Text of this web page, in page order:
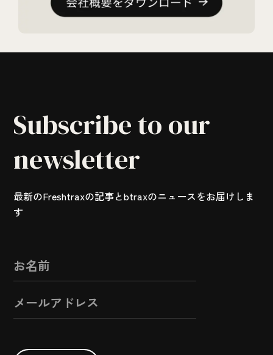
Subscribe to our
newsletter
最新のFreshtraxの記事とbtraxのニュースをお届けしま
す